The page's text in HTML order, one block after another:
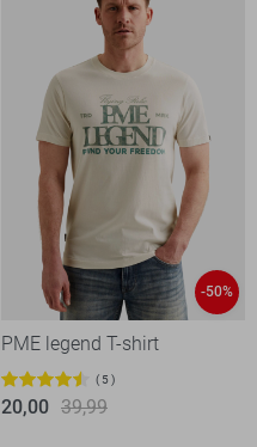
-50%
PME legend T-shirt
5
20,00 39,99